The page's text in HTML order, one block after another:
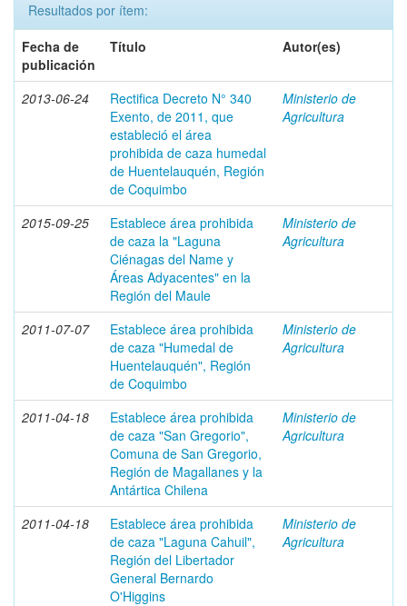
Resultados por ítem:
Fecha de
publicación
Título Autor(es)
2013-06-24
Rectifica Decreto N° 340
Exento, de 2011, que
estableció el área
prohibida de caza humedal
de Huentelauquén, Región
de Coquimbo
Ministerio de
Agricultura
2015-09-25
Establece área prohibida
de caza la "Laguna
Ciénagas del Name y
Áreas Adyacentes" en la
Región del Maule
Ministerio de
Agricultura
2011-07-07
Establece área prohibida
de caza "Humedal de
Huentelauquén", Región
de Coquimbo
Ministerio de
Agricultura
2011-04-18
Establece área prohibida
de caza "San Gregorio",
Comuna de San Gregorio,
Región de Magallanes y la
Antártica Chilena
Ministerio de
Agricultura
2011-04-18
Establece área prohibida
de caza "Laguna Cahuil",
Región del Libertador
General Bernardo
O'Higgins
Ministerio de
Agricultura